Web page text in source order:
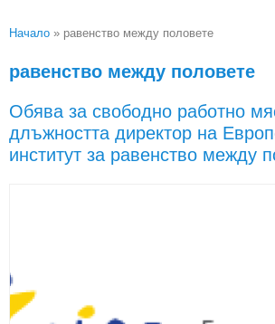
Начало » равенство между половете
равенство между половете
Обява за свободно работно
длъжността директор на
институт за равенство между